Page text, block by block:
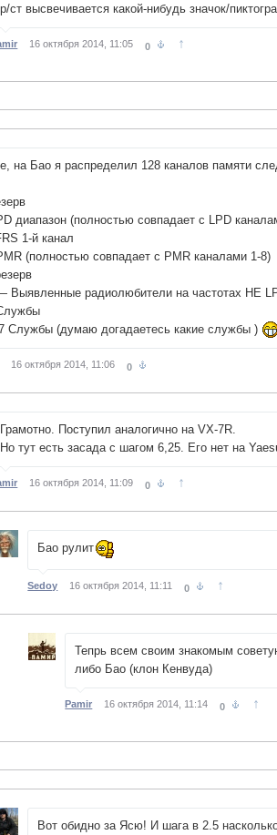
р/ст высвечивается какой-нибудь значок/
16 октября 2014, 11:05 0 ↑
на Бао я распределил 128 каналов памяти
диапазон (полностью совпадает с LPD
1-й канал
(полностью совпадает с PMR каналами 1-8)
Выявленные радиолюбители на частотах НЕ
Службы (думаю догадаетесь какие службы )
16 октября 2014, 11:06 0
Грамотно. Поступил аналогично на VX-7R.
Но тут есть засада с шагом 6,25. Его нет на
16 октября 2014, 11:09 0 ↑
Бао рулит
Sedoy 16 октября 2014, 11:11 0 ↑
Тепрь всем своим знакомым
либо Бао (клон Кенвуда)
Pamir 16 октября 2014, 11:14 0 ↑
Вот обидно за Ясю! И шага в 2.5